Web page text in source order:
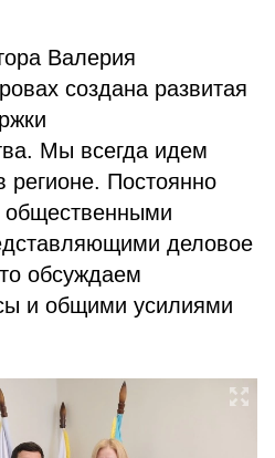
Валерия
создана развитая
Мы всегда идем
регионе. Постоянно
общественными
деловое
обсуждаем
и общими усилиями